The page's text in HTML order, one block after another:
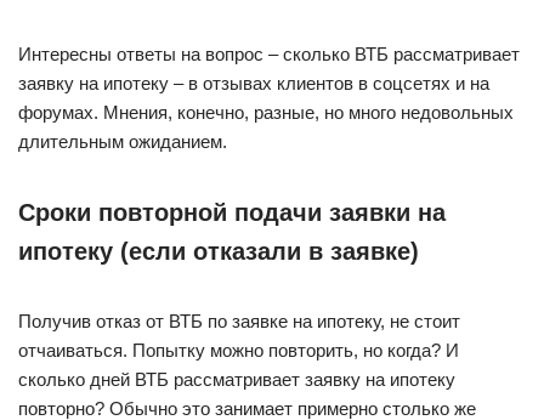
Интересны ответы на вопрос – сколько ВТБ рассматривает
заявку на ипотеку – в отзывах клиентов в соцсетях и на
форумах. Мнения, конечно, разные, но много недовольных
длительным ожиданием.
Сроки повторной подачи заявки на
ипотеку (если отказали в заявке)
Получив отказ от ВТБ по заявке на ипотеку, не стоит
отчаиваться. Попытку можно повторить, но когда? И
сколько дней ВТБ рассматривает заявку на ипотеку
повторно? Обычно это занимает примерно столько же